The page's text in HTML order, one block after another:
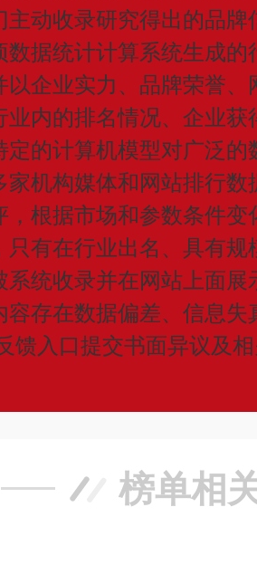
主动收录研究得出的品
数据统计计算系统生成
以企业实力、品牌荣誉
业内的排名情况、企业
定的计算机模型对广泛
家机构媒体和网站排行
，根据市场和参数条件
只有在行业出名、具有
系统收录并在网站上面
容存在数据偏差、信息
馈入口提交书面异议及
榜单相